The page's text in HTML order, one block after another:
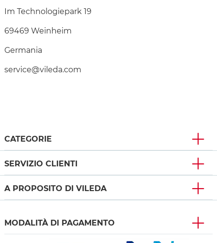
Im Technologiepark 19
69469 Weinheim
Germania
service@vileda.com
CATEGORIE
SERVIZIO CLIENTI
A PROPOSITO DI VILEDA
MODALITÀ DI PAGAMENTO